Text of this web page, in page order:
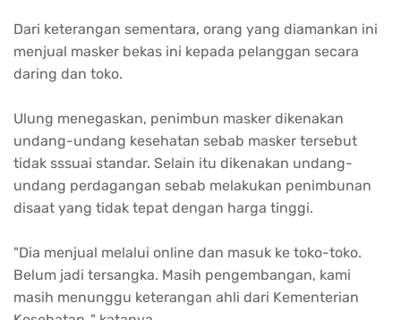
Dari keterangan sementara, orang yang diamankan ini
menjual masker bekas ini kepada pelanggan secara
daring dan toko.
Ulung menegaskan, penimbun masker dikenakan
undang-undang kesehatan sebab masker tersebut
tidak sssuai standar. Selain itu dikenakan undang-
undang perdagangan sebab melakukan penimbunan
disaat yang tidak tepat dengan harga tinggi.
"Dia menjual melalui online dan masuk ke toko-toko.
Belum jadi tersangka. Masih pengembangan, kami
masih menunggu keterangan ahli dari Kementerian